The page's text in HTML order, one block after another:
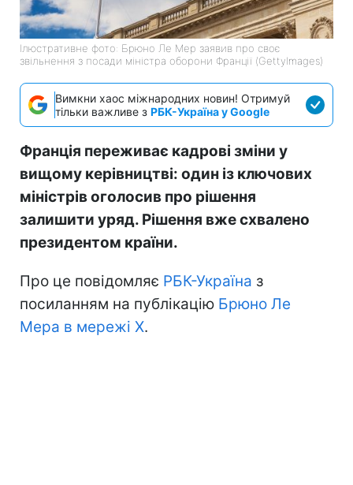
Ілюстративне фото: Брюно Ле Мер заявив про своє
звільнення з посади міністра оборони Франції (GettyImages)
Вимкни хаос міжнародних новин! Отримуй
тільки важливе з РБК-Україна у Google
Франція переживає кадрові зміни у
вищому керівництві: один із ключових
міністрів оголосив про рішення
залишити уряд. Рішення вже схвалено
президентом країни.
Про це повідомляє РБК-Україна з
посиланням на публікацію Брюно Ле
Мера в мережі Х.